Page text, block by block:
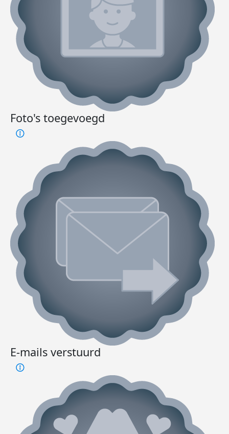
Foto's toegevoegd
E-mails verstuurd